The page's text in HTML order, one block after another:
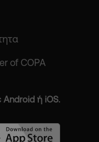
of COPA
ή iOS.